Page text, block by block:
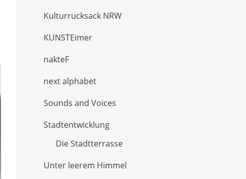
Kulturrucksack NRW
KUNSTEimer
nakteF
next alphabet
Sounds and Voices
Stadtentwicklung
Die Stadtterrasse
Unter leerem Himmel